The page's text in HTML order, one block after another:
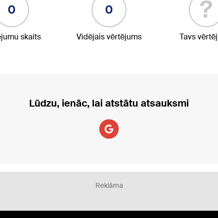
0
skaits
0
Vidējais vērtējums
?
Tavs
Lūdzu, ienāc, lai atstātu atsauksmi
Reklāma